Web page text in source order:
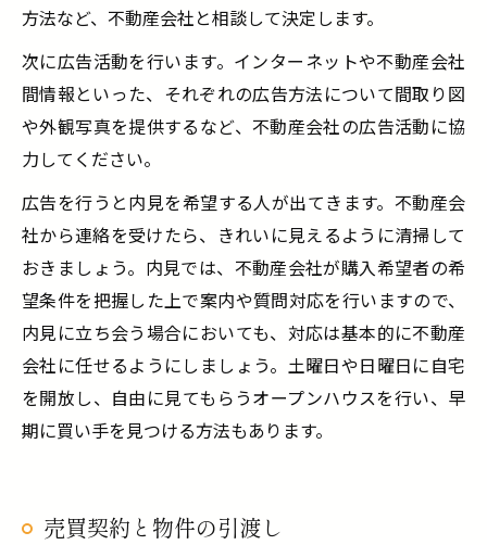
方法など、不動産会社と相談して決定します。
次に広告活動を行います。インターネットや不動産会社
間情報といった、それぞれの広告方法について間取り図
や外観写真を提供するなど、不動産会社の広告活動に協
力してください。
広告を行うと内見を希望する人が出てきます。不動産会
社から連絡を受けたら、きれいに見えるように清掃して
おきましょう。内見では、不動産会社が購入希望者の希
望条件を把握した上で案内や質問対応を行いますので、
内見に立ち会う場合においても、対応は基本的に不動産
会社に任せるようにしましょう。土曜日や日曜日に自宅
を開放し、自由に見てもらうオープンハウスを行い、早
期に買い手を見つける方法もあります。
売買契約と物件の引渡し